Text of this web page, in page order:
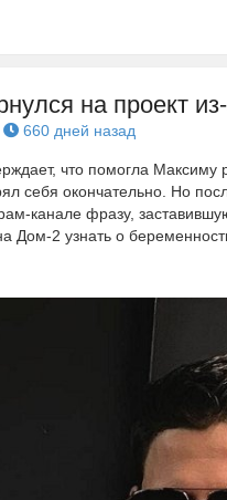
на проект
660 дней назад
что помогла Максиму
себя окончательно. Но
канале фразу,
Дом-2 узнать о